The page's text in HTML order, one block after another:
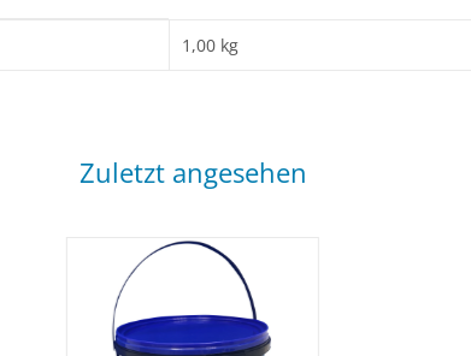
1,00 kg
Zuletzt angesehen